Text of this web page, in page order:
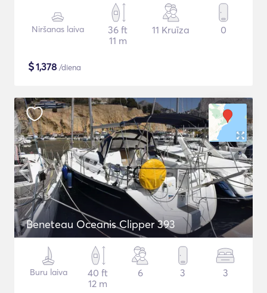
Niršanas laiva
36 ft
11 m
11 Kruīza 0
$1,378 /diena
Beneteau Oceanis Clipper 393
Buru laiva
40 ft
12 m
6 3 3